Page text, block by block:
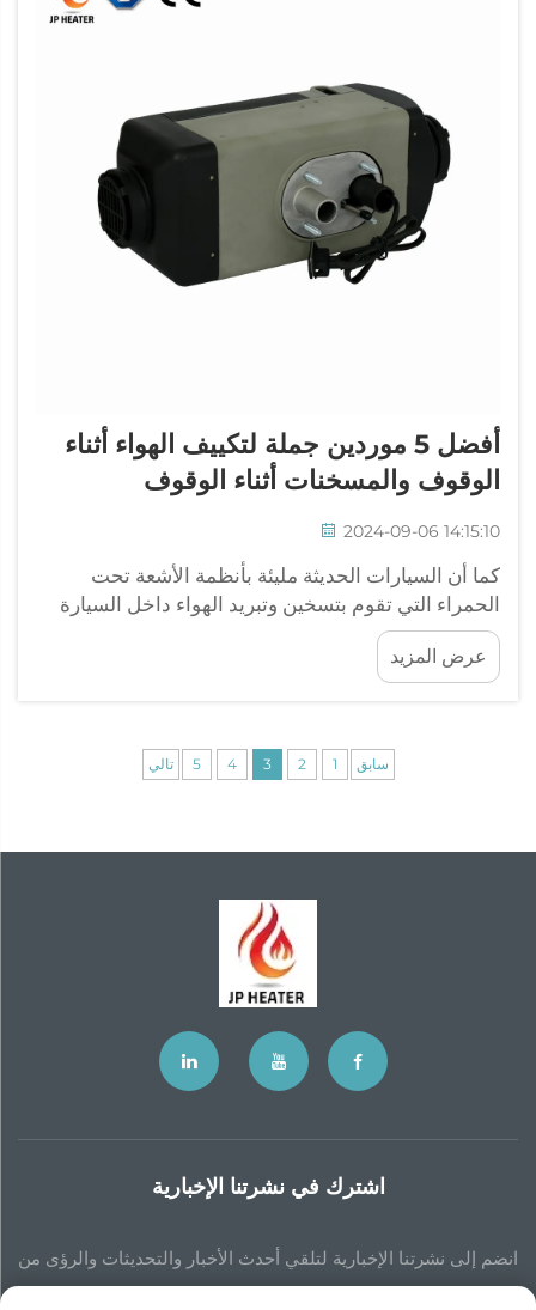
أفضل 5 موردين جملة لتكييف الهواء أثناء
الوقوف والمسخنات أثناء الوقوف
2024-09-06 14:15:10
كما أن السيارات الحديثة مليئة بأنظمة الأشعة تحت
الحمراء التي تقوم بتسخين وتبريد الهواء داخل السيارة
المتوقفة، وبالتالي وداعًا للأيام الباردة في سيارتك فورد
1982 المتجمدة. تُستخدم هذه الأنظمة لتمكين سائقي
الشاحنات من أخذ استراحاتهم داخل شاحناتهم، كما ...
عرض المزيد
سابق 1
2
3
4
5 تالي
اشترك في نشرتنا الإخبارية
انضم إلى نشرتنا الإخبارية لتلقي أحدث الأخبار والتحديثات والرؤى من